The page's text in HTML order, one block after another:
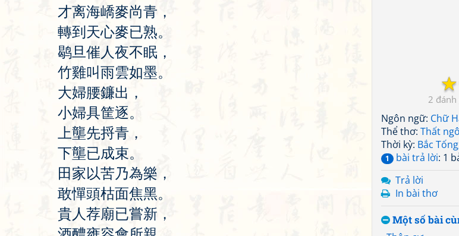
☆
2
Ngôn ngữ: Chữ
Thể thơ: Thất
Thời kỳ: Bắc
1 bài trả lời: 1
Trả lời
In bài thơ
Một số bài
才离海嶠麥尚青 ，
轉到 天心麥已熟。
鹖 旦催 人夜不眠 ，
竹雞叫雨雲如墨。
大婦腰鐮出 ，
小婦具筐逐。
上壟先捋青 ，
下壟已成束。
田 家 以苦乃為樂 ，
敢憚頭枯面焦黑。
貴 人荐廟已嘗新 ，